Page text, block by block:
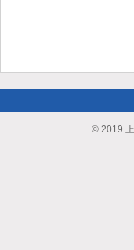
© 2019